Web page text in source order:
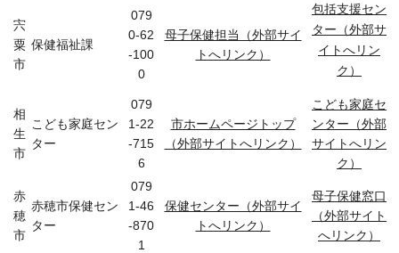
宍
粟
市
保健福祉課
079
0-62
-100
0
母子保健担当（外部サイ
トへリンク）
包括支援セン
ター（外部サ
イトへリン
ク）
相
生
市
こども家庭セン
ター
079
1-22
-715
6
市ホームページトップ
（外部サイトへリンク）
こども家庭セ
ンター（外部
サイトへリン
ク）
赤
穂
市
赤穂市保健セン
ター
079
1-46
-870
1
保健センター（外部サイ
トへリンク）
母子保健窓口
（外部サイト
へリンク）